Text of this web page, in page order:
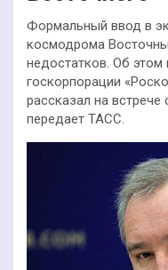
Формальный ввод в
космодрома
недостатков. Об этом
госкорпорации
рассказал на
передает ТАСС.